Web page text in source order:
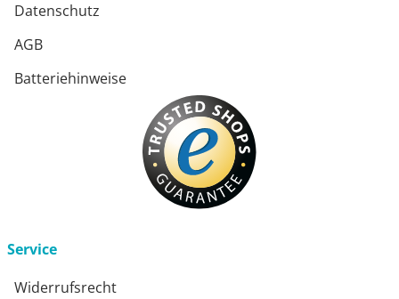
Datenschutz
AGB
Batteriehinweise
Service
Widerrufsrecht